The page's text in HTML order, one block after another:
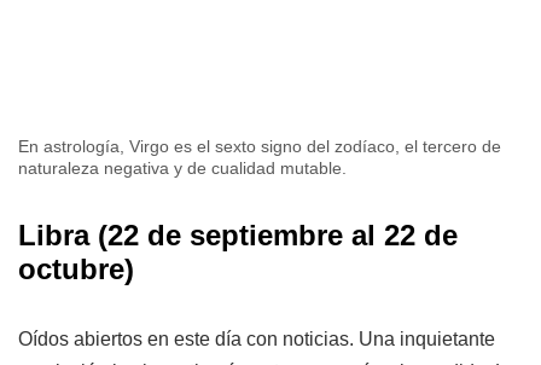
En astrología, Virgo es el sexto signo del zodíaco, el tercero de
naturaleza negativa y de cualidad mutable.
Libra (22 de septiembre al 22 de
octubre)
Oídos abiertos en este día con noticias. Una inquietante